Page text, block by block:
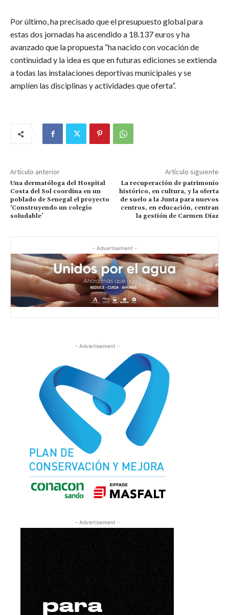
Por último, ha precisado que el presupuesto global para
estas dos jornadas ha ascendido a 18.137 euros y ha
avanzado que la propuesta “ha nacido con vocación de
continuidad y la idea es que en futuras ediciones se extienda
a todas las instalaciones deportivas municipales y se
amplíen las disciplinas y actividades que oferta”.
Artículo anterior
Una dermatóloga del Hospital
Costa del Sol coordina en un
poblado de Senegal el proyecto
‘Construyendo un colegio
soludable’
Artículo siguiente
La recuperación de patrimonio
histórico, en cultura, y la oferta
de suelo a la Junta para nuevos
centros, en educación, centran
la gestión de Carmen Díaz
- Advertisement -
- Advertisement -
- Advertisement -